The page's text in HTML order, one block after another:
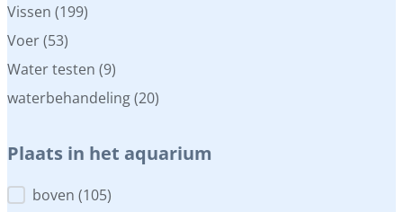
Vissen (199)
Voer(53)
Water testen (9)
waterbehandeling(20)
Plaats in het aquarium
Plaats in het aquarium
boven (105)